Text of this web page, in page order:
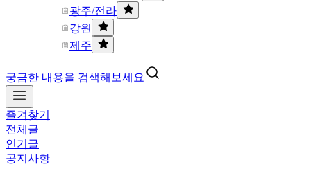
광주/전라
강원
제주
궁금한 내용을 검색해보세요
즐겨찾기
전체글
인기글
공지사항